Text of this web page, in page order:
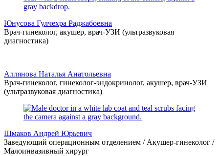
Юнусова Гулчехра Раджабоевна
Врач-гинеколог, акушер, врач-УЗИ (ультразвуковая
диагностика)
Аллянова Наталья Анатольевна
Врач-гинеколог, гинеколог-эндокринолог, акушер, врач-УЗИ
(ультразвуковая диагностика)
Шмаков Андрей Юрьевич
Заведующий операционным отделением / Акушер-гинеколог /
Малоинвазивный хирург